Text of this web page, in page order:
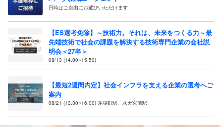
日時はご自由にお選びいただけます
【ES選考免除】～技術力。それは、未来をつくる力～最
先端技術で社会の課題を解決する技術専門企業の会社説
明会＜27卒＞
08/13 (14:00~15:50)
【最短2週間内定】社会インフラを支える企業の選考へご
案内
08/21 (13:30~16:00) 茅場町駅、水天宮前駅